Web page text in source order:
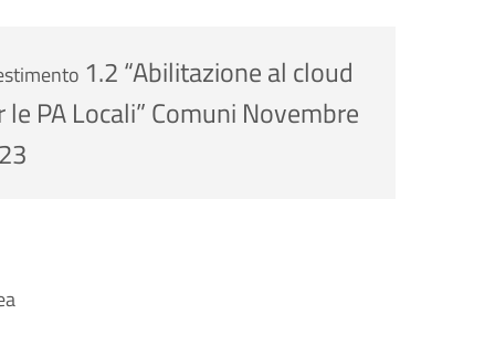
1.2 “Abilitazione al cloud
le PA Locali” Comuni Novembre